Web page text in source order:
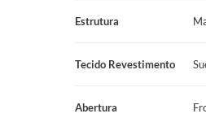
Marca: Prodormir
Estrutura
Tecido Revestimento
Abertura